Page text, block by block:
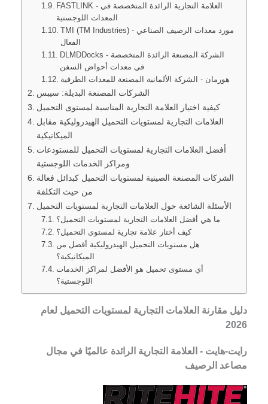
FASTLINK - العلامة التجارية الرائدة المتخصصة في
المعدات اللوجستية
TMI (TM Industries) - مورد معدات الرصيف الصناعي
الفعال
DLMDDocks - الشركة المصنعة الرائدة المتخصصة
في معدات أحواض السفن
هورمان - الشركة الألمانية المصنعة للمعدات الطرفية
الشركات المصنعة البديلة: سيبس
كيفية اختيار العلامة التجارية المناسبة لمستوى التحميل
العلامات التجارية لمستويات التحميل الهيدروليكية مقابل
الميكانيكية
أفضل العلامات التجارية لمستويات التحميل للمستودعات
ومراكز الخدمات اللوجستية
الشركات المصنعة الصينية لمستويات التحميل كبدائل فعالة
من حيث التكلفة
الأسئلة الشائعة حول العلامات التجارية لمستويات التحميل
ما هي أفضل العلامات التجارية لمستويات التحميل؟
كيف أختار علامة تجارية لمستوى التحميل؟
هل مستويات التحميل الهيدروليكية أفضل من
الميكانيكية؟
أي مستوى تحميل هو الأفضل لمراكز الخدمات
اللوجستية؟
دليل مقارنة العلامات التجارية لمستويات التحميل لعام
2026
رايت-هايت - العلامة التجارية الرائدة عالميًا في مجال
مصاعد الرصيف